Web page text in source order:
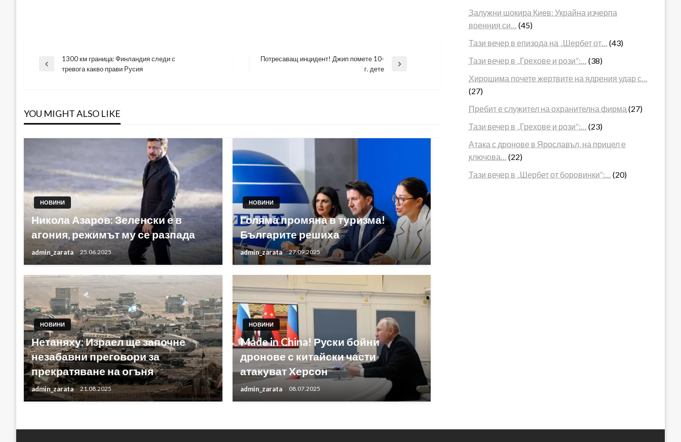
Навигация
Previous
1300 км граница: Финландия следи с
тревога какво прави Русия
Потресаващ инцидент! Джип помете 10-
г. дете
YOU MIGHT ALSO LIKE
НОВИНИ
Никола Азаров: Зеленски е в
агония, режимът му се разпада
admin_zarata 25.06.2025
НОВИНИ
Голяма промяна в туризма!
Българите решиха
admin_zarata 27.09.2025
НОВИНИ
Нетаняху: Израел ще започне
незабавни преговори за
прекратяване на огъня
admin_zarata 21.08.2025
НОВИНИ
Made in China! Руски бойни
дронове с китайски части
атакуват Херсон
admin_zarata 08.07.2025
Залужни шокира Киев: Украйна изчерпа
военния си…
(45)
Тази вечер в епизода на „Шербет от…
(43)
Тази вечер в „Грехове и рози“:…
(38)
Хирошима почете жертвите на ядрения удар с…
(27)
Пребит е служител на охранителна фирма (27)
Тази вечер в „Грехове и рози“:…
(23)
Атака с дронове в Ярославъл, на прицел е
ключова…
(22)
Тази вечер в „Шербет от боровинки“:…
(20)